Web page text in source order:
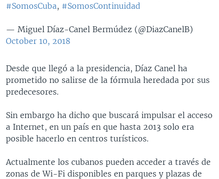
#SomosCuba, #SomosContinuidad
— Miguel Díaz-Canel Bermúdez (@DiazCanelB)
October 10, 2018
Desde que llegó a la presidencia, Díaz Canel ha
prometido no salirse de la fórmula heredada por sus
predecesores.
Sin embargo ha dicho que buscará impulsar el acceso
a Internet, en un país en que hasta 2013 solo era
posible hacerlo en centros turísticos.
Actualmente los cubanos pueden acceder a través de
zonas de Wi-Fi disponibles en parques y plazas de